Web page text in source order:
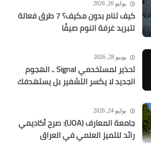
يوليو 20, 2026
كيف تنام بدون مكيف؟ 7 طرق فعالة
لتبريد غرفة النوم صيفًا
يونيو 28, 2026
تحذير لمستخدمي Signal .. الهجوم
الجديد لا يكسر التشفير بل يستهدفك
يوليو 24, 2026
جامعة المعارف (UOA): صرح أكاديمي
رائد للتميز العلمي في العراق